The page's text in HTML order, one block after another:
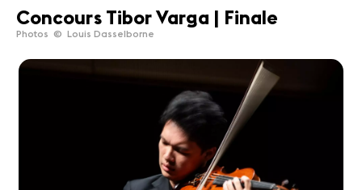
Concours Tibor Varga | Finale
Photos © Louis Dasselborne